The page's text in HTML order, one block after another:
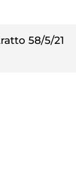
58/5/21